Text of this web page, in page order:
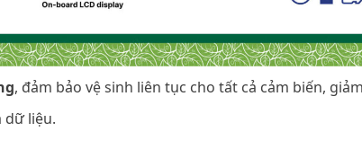
, đảm bảo vệ sinh liên tục cho tất cả cảm biến,
dữ liệu.